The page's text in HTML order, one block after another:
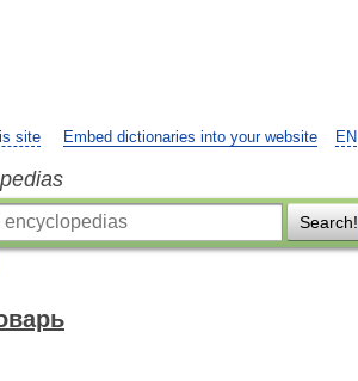
EN
site Embed dictionaries into your website
Search!